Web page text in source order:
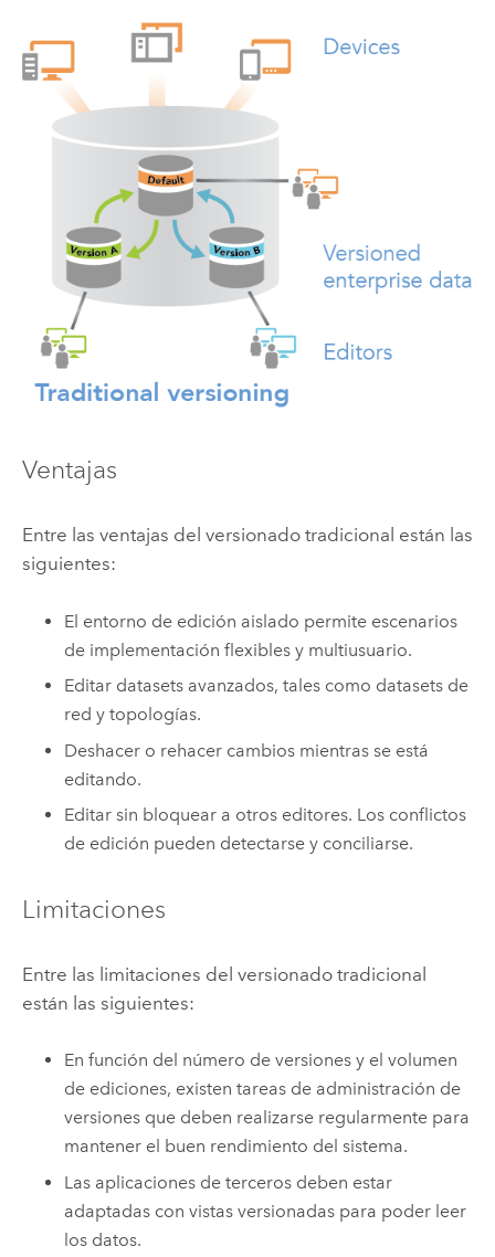
Ventajas
Entre las ventajas del versionado tradicional están las
siguientes:
El entorno de edición aislado permite escenarios
de implementación flexibles y multiusuario.
Editar datasets avanzados, tales como datasets de
red y topologías.
Deshacer o rehacer cambios mientras se está
editando.
Editar sin bloquear a otros editores. Los conflictos
de edición pueden detectarse y conciliarse.
Limitaciones
Entre las limitaciones del versionado tradicional
están las siguientes:
En función del número de versiones y el volumen
de ediciones, existen tareas de administración de
versiones que deben realizarse regularmente para
mantener el buen rendimiento del sistema.
Las aplicaciones de terceros deben estar
adaptadas con vistas versionadas para poder leer
los datos.